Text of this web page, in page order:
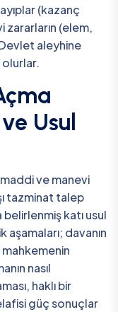
(kazanç
zararların (elem,
aleyhine
olurlar.
Usul
ve manevi
tazminat talep
katı usul
aşamaları; davanın
mahkemenin
nasıl
haklı bir
güç sonuçlar